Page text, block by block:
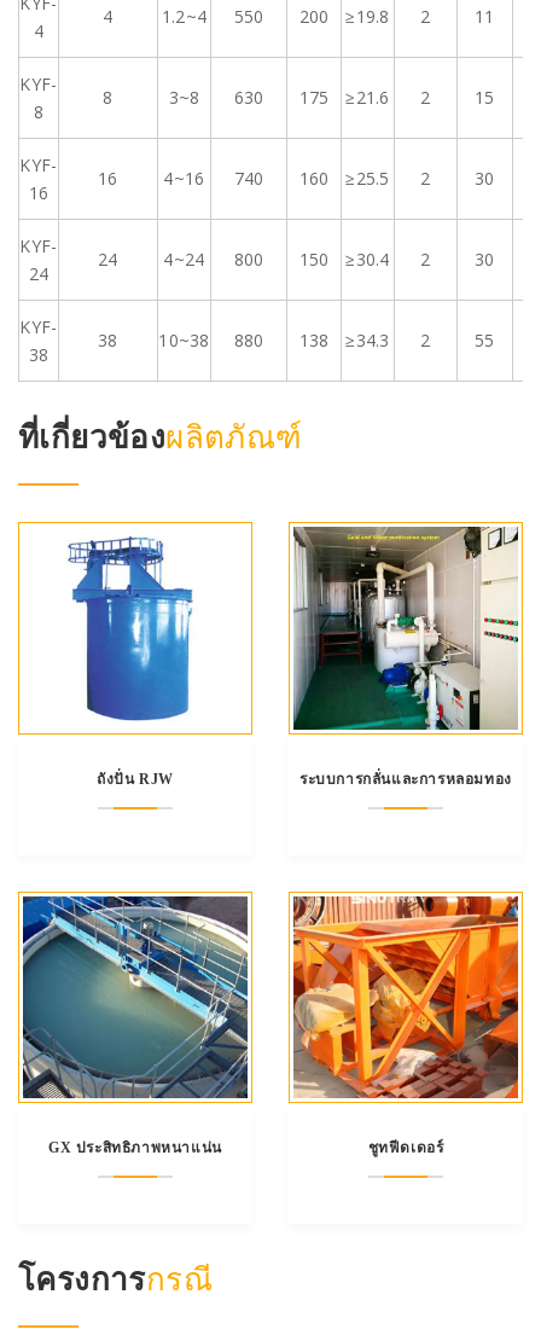
4
4 1.2~4 550 200 ≥19.8 2 11
KYF-
8
8 3~8 630 175 ≥21.6 2 15
KYF-
16
16 4~16 740 160 ≥25.5 2 30
KYF-
24
24 4~24 800 150 ≥30.4 2 30
KYF-
38
38 10~38 880 138 ≥34.3 2 55
ที่เกี่ยวข้องผลิตภัณฑ์
ถังปั่น RJW ระบบการกลั่นและการหลอมทอง
GX ประสิทธิภาพหนาแน่น ชูทฟีดเดอร์
โครงการกรณี